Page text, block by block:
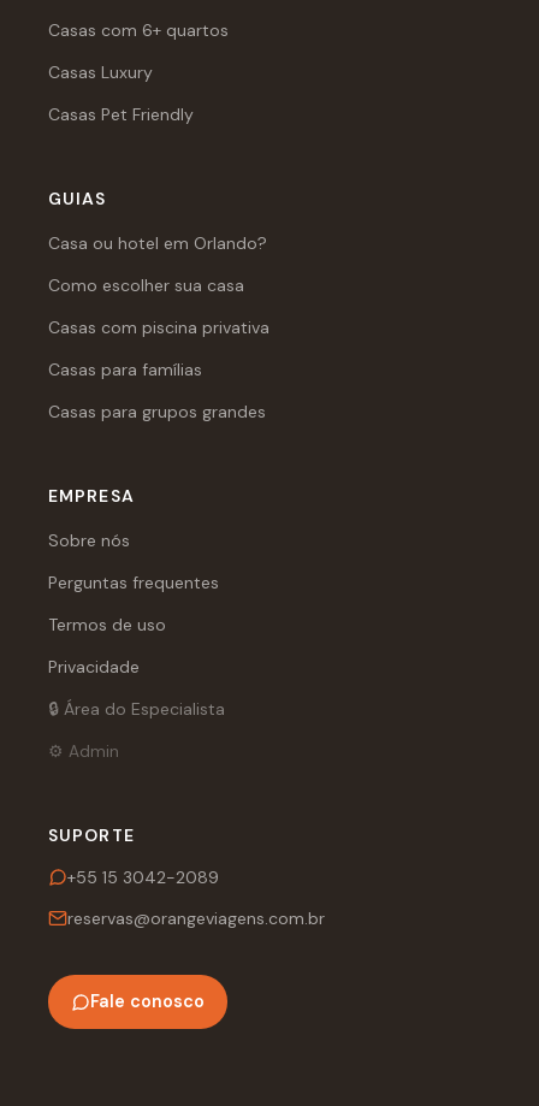
Casas com 6+ quartos
Casas Luxury
Casas Pet Friendly
GUIAS
Casa ou hotel em Orlando?
Como escolher sua casa
Casas com piscina privativa
Casas para famílias
Casas para grupos grandes
EMPRESA
Sobre nós
Perguntas frequentes
Termos de uso
Privacidade
🔒 Área do Especialista
⚙️ Admin
SUPORTE
+55 15 3042-2089
reservas@orangeviagens.com.br
Fale conosco